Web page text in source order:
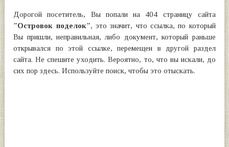
Дорогой посетитель, Вы попали на 404 страницу сайта
"Островок поделок", это значит, что ссылка, по который
Вы пришли, неправильная, либо документ, который раньше
открывался по этой ссылке, перемещен в другой раздел
сайта. Не спешите уходить. Вероятно, то, что вы искали, до
сих пор здесь. Используйте поиск, чтобы это отыскать.